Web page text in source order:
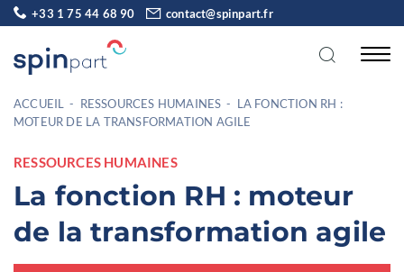
+33 1 75 44 68 90 contact@spinpart.fr
ACCUEIL - RESSOURCES HUMAINES - LA FONCTION RH :
MOTEUR DE LA TRANSFORMATION AGILE
RESSOURCES HUMAINES
La fonction RH : moteur
de la transformation agile